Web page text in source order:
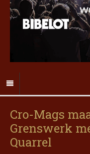
Cro-Mags
Grenswerk
Quarrel